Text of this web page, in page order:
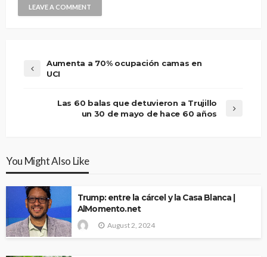
Aumenta a 70% ocupación camas en
UCI
Las 60 balas que detuvieron a Trujillo
un 30 de mayo de hace 60 años
You Might Also Like
Trump: entre la cárcel y la Casa Blanca |
AlMomento.net
August 2, 2024